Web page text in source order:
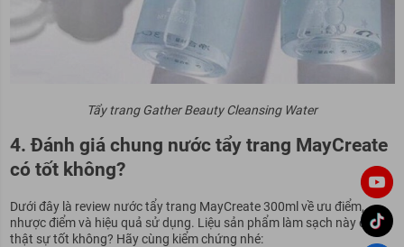
Tẩy trang Gather Beauty Cleansing Water
4. Đánh giá chung nước tẩy trang MayCreate
có tốt không?
Dưới đây là review nước tẩy trang MayCreate 300ml về ưu điểm,
nhược điểm và hiệu quả sử dụng. Liệu sản phẩm làm sạch này có
thật sự tốt không? Hãy cùng kiểm chứng nhé: